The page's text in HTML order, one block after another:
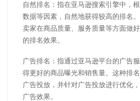
自然排名：指在亚马逊搜索引擎中，
数据等因素，自然地获得较高的排名
卖家在商品质量、服务质量等方面做
的排名效果。
广告排名：指通过亚马逊平台的广告
得更好的商品曝光和销售量。这种排
广告投放，并针对广告投放进行优化
广告效果。